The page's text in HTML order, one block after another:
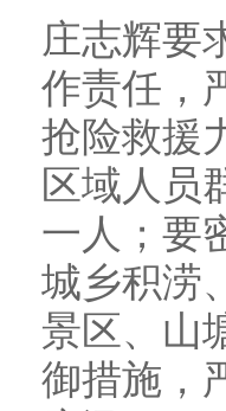
庄志辉要
作责任，
抢险救援
区域人员
一人；要
城乡积涝
景区、山
御措施，